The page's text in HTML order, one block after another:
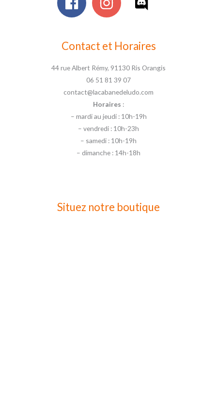
Contact et Horaires
44 rue Albert Rémy, 91130 Ris Orangis
06 51 81 39 07
contact@lacabanedeludo.com
Horaires :
– mardi au jeudi : 10h-19h
– vendredi : 10h-23h
– samedi : 10h-19h
– dimanche : 14h-18h
Situez notre boutique